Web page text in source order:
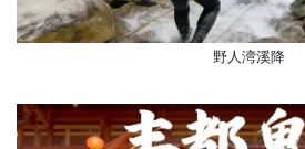
野人湾溪降